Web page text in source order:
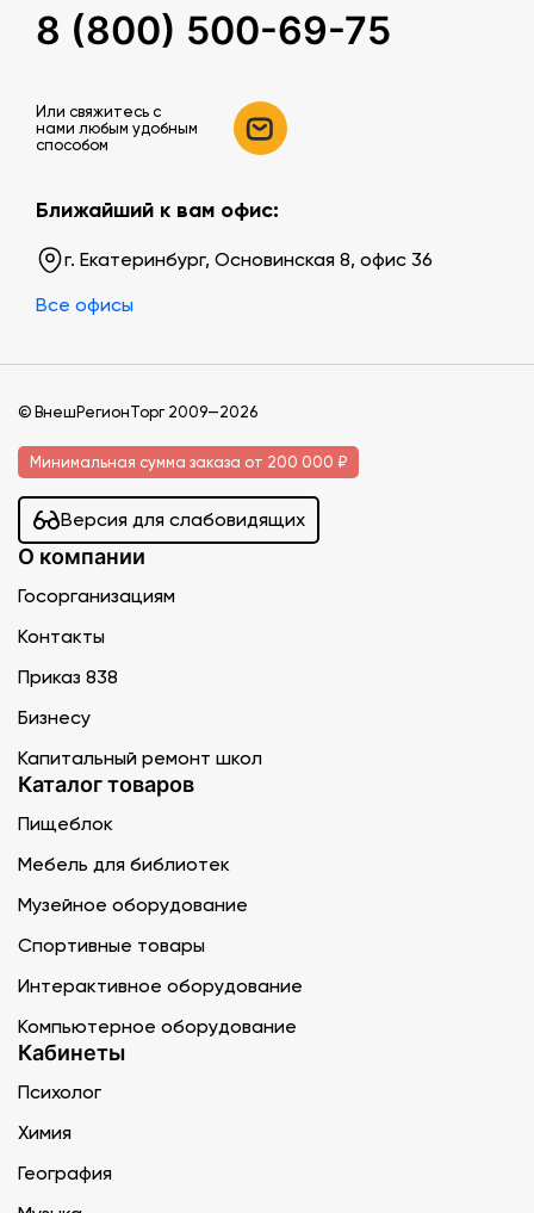
8 (800) 500-69-75
Или свяжитесь c
нами любым удобным
способом
Ближайший к вам офис:
г. Екатеринбург, Основинская 8, офис 36
Все офисы
© ВнешРегионТорг 2009—2026
Минимальная сумма заказа от 200 000 ₽
Версия для слабовидящих
О компании
Госорганизациям
Контакты
Приказ 838
Бизнесу
Капитальный ремонт школ
Каталог товаров
Пищеблок
Мебель для библиотек
Музейное оборудование
Спортивные товары
Интерактивное оборудование
Компьютерное оборудование
Кабинеты
Психолог
Химия
География